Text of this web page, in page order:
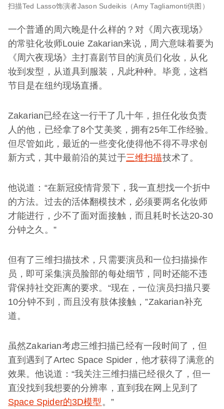
扫描Ted Lasso饰演者Jason Sudeikis（Amy Tagliamonti供图）
一个普通的周六晚是什么样的？对《周六夜现场》
的常驻化妆师Louie Zakarian来说，周六意味着要为
《周六夜现场》主打喜剧节目的演员们化妆，从化
妆到发型，从道具到服装，凡此种种。毕竟，这档
节目是在纽约现场直播。
Zakarian已经在这一行干了几十年，担任化妆负责
人的他，已经拿了8个艾美奖，拥有25年工作经验。
但尽管如此，最近的一些变化使得他不得不寻求创
新方式，其中最前沿的莫过于三维扫描技术了。
他说道：“在新冠疫情背景下，我一直想找一个折中
的方法。过去的活体翻模技术，必须要两名化妆师
才能进行，少不了面对面接触，而且耗时长达20-30
分钟之久。”
但有了三维扫描技术，只需要演员和一位扫描操作
员，即可采集演员脸部的每处细节，同时还能不违
背保持社交距离的要求。“现在，一位演员扫描只要
10分钟不到，而且没有肢体接触，”Zakarian补充
道。
虽然Zakarian考虑三维扫描已经有一段时间了，但
直到遇到了Artec Space Spider，他才获得了满意的
效果。他说道：“我关注三维扫描已经很久了，但一
直没找到我想要的分辨率，直到我在网上见到了
Space Spider的3D模型 。”